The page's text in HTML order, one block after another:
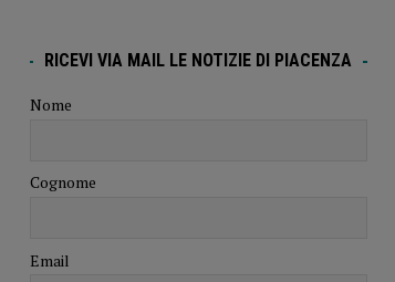
RICEVI VIA MAIL LE NOTIZIE DI PIACENZA
Nome
Cognome
Email